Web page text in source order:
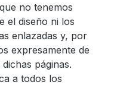
no tenemos
el diseño ni los
enlazadas y, por
expresamente de
páginas.
a todos los